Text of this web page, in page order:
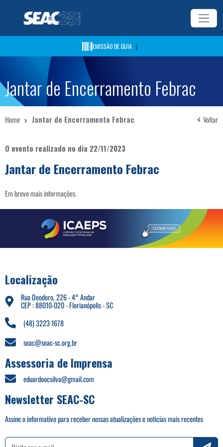
EMISSÃO DE GUIA |
Jantar de Encerramento Febrac
Home Jantar de Encerramento Febrac Voltar
O evento realizado no dia 22/11/2023
Jantar de Encerramento Febrac
Em breve mais informações.
Localização
Rua Deodoro, 226 - 4° Andar
CEP : 88010-020 - Florianópolis - SC
(48) 3223 1678
seac@seac-sc.org.br
Assessoria de Imprensa
eduardoocsilva@gmail.com
Newsletter SEAC-SC
Assine o informativo para receber nossas atualizações e noticias mais recentes